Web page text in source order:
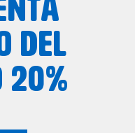
DEL
20%